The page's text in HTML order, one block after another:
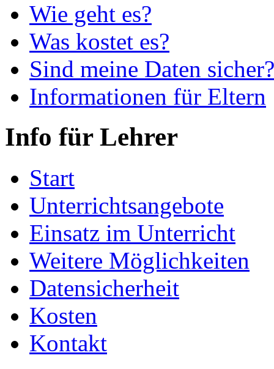
Wie geht es?
Was kostet es?
Sind meine Daten sicher?
Informationen für Eltern
Info für Lehrer
Start
Unterrichtsangebote
Einsatz im Unterricht
Weitere Möglichkeiten
Datensicherheit
Kosten
Kontakt